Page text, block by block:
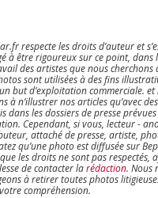
respecte les droits d’auteur et
à être rigoureux sur ce point, dans
des artistes que nous cherchons
sont utilisées à des fins
but d’exploitation commerciale. et
à n’illustrer nos articles qu’avec
dans les dossiers de presse
Cependant, si vous, lecteur -
attaché de presse, artiste,
qu’une photo est diffusée sur
les droits ne sont pas respectés,
de contacter larédaction. Nous
à retirer toutes photos
compréhension.